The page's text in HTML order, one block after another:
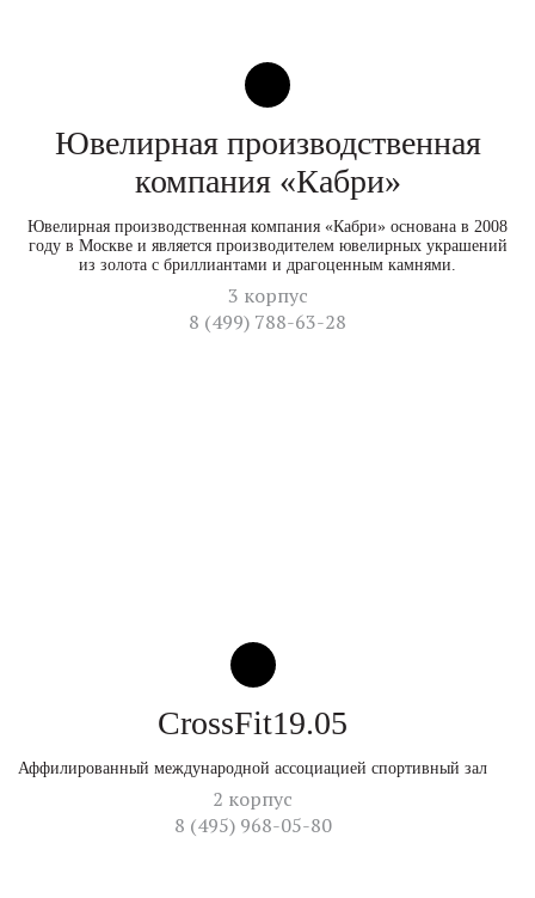
Ювелирная производственная
компания «Кабри»
Ювелирная производственная компания «Кабри» основана в 2008
году в Москве и является производителем ювелирных украшений
из золота с бриллиантами и драгоценным камнями.
3 корпус
8 (499) 788-63-28
CrossFit19.05
Аффилированный международной ассоциацией спортивный зал
2 корпус
8 (495) 968-05-80